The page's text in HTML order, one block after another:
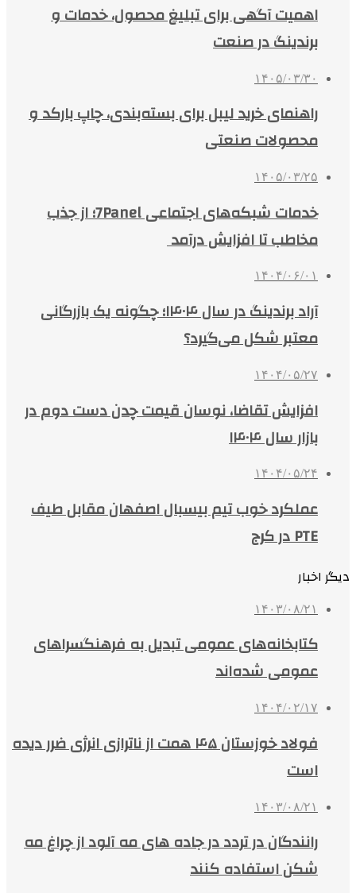
اهمیت آگهی برای تبلیغ محصول، خدمات و
برندینگ در صنعت
۱۴۰۵/۰۳/۳۰
راهنمای خرید لیبل برای بسته‌بندی، چاپ بارکد و
محصولات صنعتی
۱۴۰۵/۰۳/۲۵
خدمات شبکه‌های اجتماعی 7Panel؛ از جذب
مخاطب تا افزایش درآمد
۱۴۰۴/۰۶/۰۱
آراد برندینگ در سال ۱۴۰۴؛ چگونه یک بازرگانی
معتبر شکل می‌گیرد؟
۱۴۰۴/۰۵/۲۷
افزایش تقاضا، نوسان قیمت چدن دست دوم در
بازار سال ۱۴۰۴
۱۴۰۴/۰۵/۲۴
عملکرد خوب تیم بیسبال اصفهان مقابل طیف
PTE در کرج
دیگر اخبار
۱۴۰۳/۰۸/۲۱
کتابخانه‌های عمومی تبدیل به فرهنگسراهای
عمومی شده‌اند
۱۴۰۴/۰۲/۱۷
فولاد خوزستان ۴۵ همت از ناترازی انرژی ضرر دیده
است
۱۴۰۳/۰۸/۲۱
رانندگان در تردد در جاده های مه آلود از چراغ مه
شکن استفاده کنند